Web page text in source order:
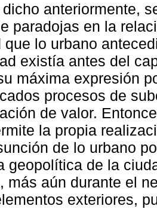
anteriormente,
paradojas en la
que lo urbano
existía antes del
máxima expresión
procesos de
de valor.
la propia
de lo urbano
geopolítica de la
más aún durante el
exteriores,